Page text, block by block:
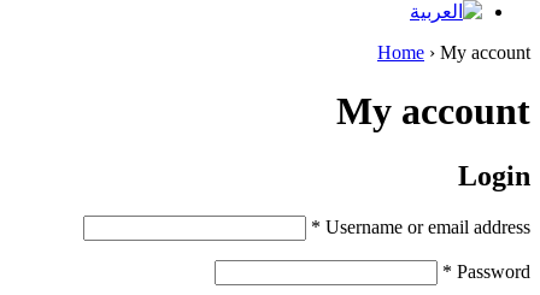
Home › My account
My account
Login
Username or email address
*
Password
*